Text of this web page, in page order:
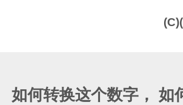
如何转换这个数字， 如